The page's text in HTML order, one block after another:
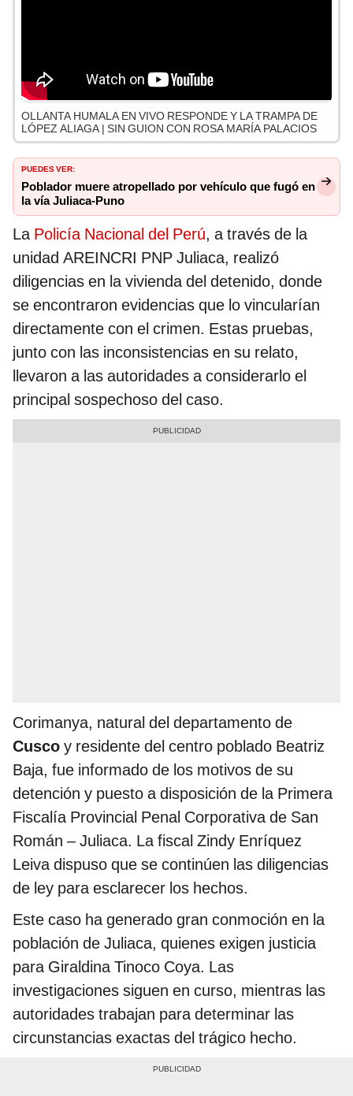
OLLANTA HUMALA EN VIVO RESPONDE Y LA TRAMPA DE
LÓPEZ ALIAGA | SIN GUION CON ROSA MARÍA PALACIOS
PUEDES VER:
Poblador muere atropellado por vehículo que fugó en
la vía Juliaca-Puno
La Policía Nacional del Perú, a través de la
unidad AREINCRI PNP Juliaca, realizó
diligencias en la vivienda del detenido, donde
se encontraron evidencias que lo vincularían
directamente con el crimen. Estas pruebas,
junto con las inconsistencias en su relato,
llevaron a las autoridades a considerarlo el
principal sospechoso del caso.
Corimanya, natural del departamento de
Cusco y residente del centro poblado Beatriz
Baja, fue informado de los motivos de su
detención y puesto a disposición de la Primera
Fiscalía Provincial Penal Corporativa de San
Román – Juliaca. La fiscal Zindy Enríquez
Leiva dispuso que se continúen las diligencias
de ley para esclarecer los hechos.
Este caso ha generado gran conmoción en la
población de Juliaca, quienes exigen justicia
para Giraldina Tinoco Coya. Las
investigaciones siguen en curso, mientras las
autoridades trabajan para determinar las
circunstancias exactas del trágico hecho.